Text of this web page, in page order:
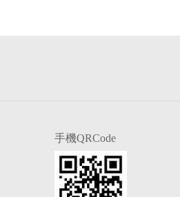
手機QRCode